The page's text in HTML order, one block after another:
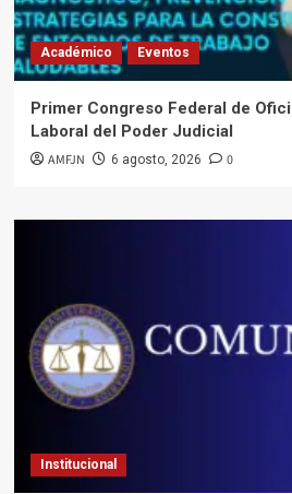
Académico Eventos
Primer Congreso Federal de
Laboral del Poder Judicial
AMFJN 6 agosto, 2026 0
Institucional